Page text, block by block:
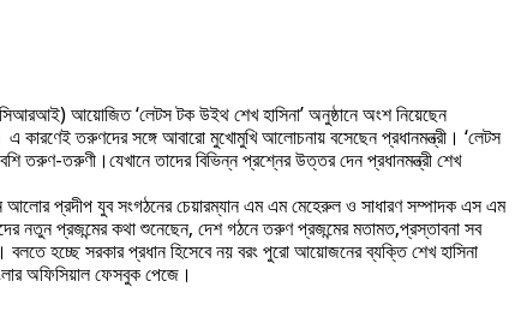
(সিআরআই) আয়োজিত ‘লেটস টক উইথ শেখ হাসিনা’ অনুষ্ঠানে অংশ নিয়েছেন
কারণেই তরুণদের সঙ্গে আবারো মুখোমুখি আলোচনায় বসেছেন প্রধানমন্ত্রী। ‘লেটস
তরুণ-তরুণী।যেখানে তাদের বিভিন্ন প্রশ্নের উত্তর দেন প্রধানমন্ত্রী শেখ
প্রদীপ যুব সংগঠনের চেয়ারম্যান এম এম মেহেরুল ও সাধারণ সম্পাদক এস এম
প্রজন্মের কথা শুনেছেন, দেশ গঠনে তরুণ প্রজন্মের মতামত,প্রস্তাবনা সব
হচ্ছে সরকার প্রধান হিসেবে নয় বরং পুরো আয়োজনের ব্যক্তি শেখ হাসিনা
অফিসিয়াল ফেসবুক পেজে।